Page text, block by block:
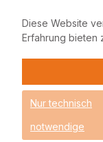
an
Die
Diese Website
Erfahrung bieten
Nur technisch
notwendige